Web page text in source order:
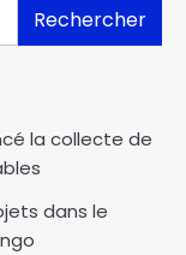
Rechercher
la collecte de
dans le